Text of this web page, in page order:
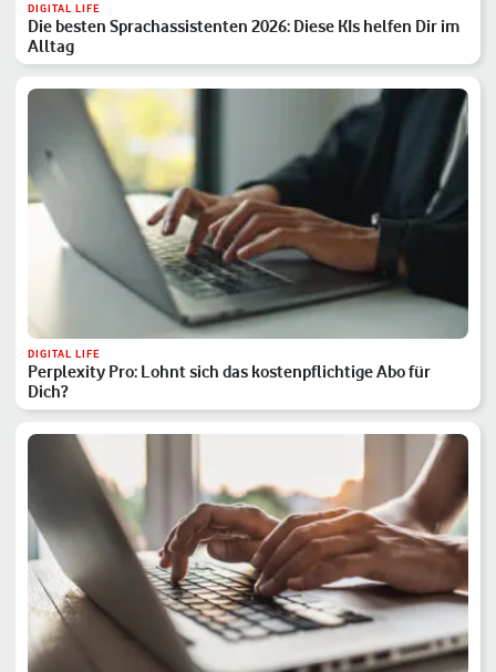
DIGITAL LIFE
Die besten Sprachassistenten 2026: Diese KIs helfen Dir im
Alltag
DIGITAL LIFE
Perplexity Pro: Lohnt sich das kostenpflichtige Abo für
Dich?